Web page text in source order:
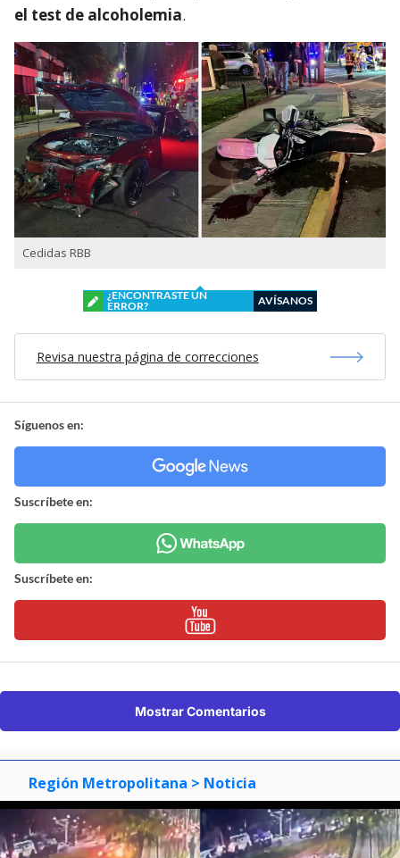
el test de alcoholemia.
Cedidas RBB
¿ENCONTRASTE UN
ERROR?
AVÍSANOS
Revisa nuestra página de correcciones
Síguenos en:
Suscríbete en:
Suscríbete en:
Mostrar Comentarios
Región Metropolitana > Noticia